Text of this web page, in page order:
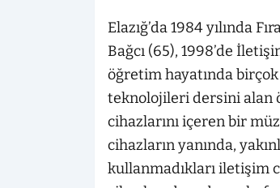
Elazığ’da 1984 yılında
Bağcı (65), 1998’de
öğretim hayatında
teknolojileri dersini alan
cihazlarını içeren bir
cihazların yanında,
kullanmadıkları iletişim